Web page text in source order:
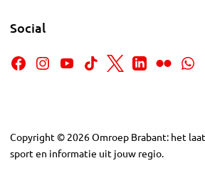
Social
Copyright © 2026Omroep Brabant: het
sport en informatie uit jouw regio.